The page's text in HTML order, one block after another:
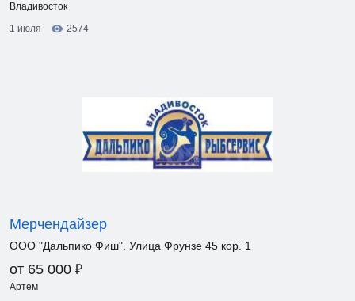
Владивосток
1 июля
2574
Мерчендайзер
ООО "Дальпико Фиш". Улица Фрунзе 45 кор. 1
от 65 000 ₽
Артем